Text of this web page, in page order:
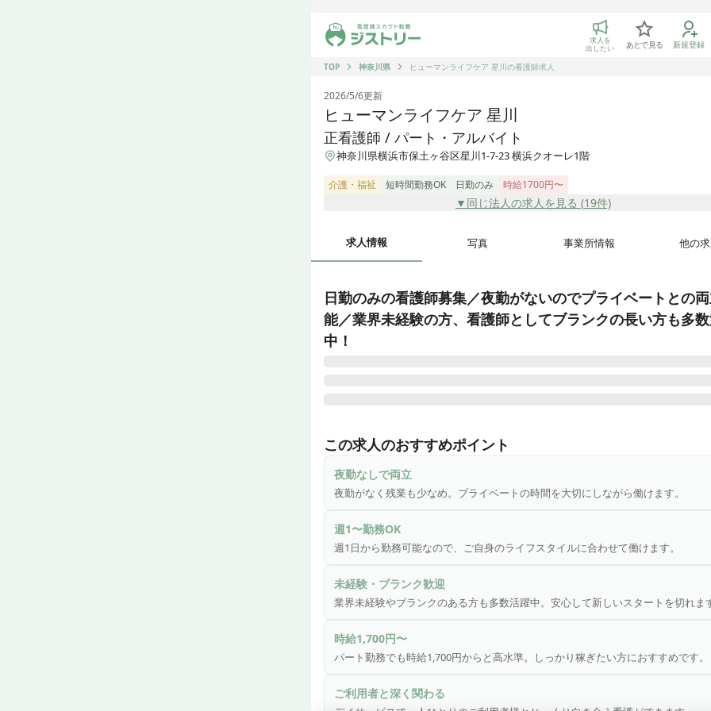
ジストリー 看護師の転職マッチング
求人を
出したい あとで見る
新規登録
TOP
神奈川県 ヒューマンライフケア 星川の看護師求人
2026/5/6更新
ヒューマンライフケア 星川
正看護師 / パート・アルバイト
神奈川県横浜市保土ヶ谷区星川1-7-23 横浜クオーレ1階
介護・福祉 短時間勤務OK 日勤のみ 時給1700円〜
▼同じ法人の求人を見る (19件)
求人情報 写真 事業所情報 他の
日勤のみの看護師募集／夜勤がないのでプライベートとの
能／業界未経験の方、看護師としてブランクの長い方も多
中！
デイサービスにおける看護業務全般をお任せします。
・ご利用者の健康管理、服薬管理
・傷や褥瘡(床ずれ)処置、浴後の軟膏塗布、爪切り
・機能訓練の計画策定や訓練実務、モニタリング
・口腔機能の計画策定・訓練実務、モニタリング
・介護業務の補助
・各種記録
・ご利用者やご家族への相談援助
・その他、上記に付帯する業務
※業務効率化のため記録業務や勤怠管理は専用アプリを使用しています
※簡単な文字入力（メール打ち程度）ができれば問題ございません。
＼こんな方にピッタリ／
この求人のおすすめポイント
夜勤なしで両立
夜勤がなく残業も少なめ。プライベートの時間を大切にしながら働けます。
週1〜勤務OK
週1日から勤務可能なので、ご自身のライフスタイルに合わせて働けます。
未経験・ブランク歓迎
業界未経験やブランクのある方も多数活躍中。安心して新しいスタートを切れま
時給1,700円〜
パート勤務でも時給1,700円からと高水準。しっかり稼ぎたい方におすすめです。
ご利用者と深く関わる